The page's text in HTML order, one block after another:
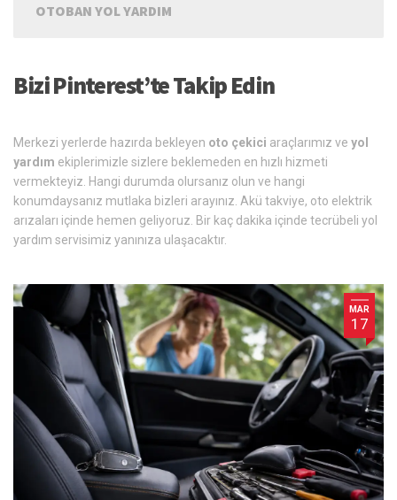
OTOBAN YOL YARDIM
Bizi Pinterest’te Takip Edin
Merkezi yerlerde hazırda bekleyen oto çekici araçlarımız ve yol
yardım ekiplerimizle sizlere beklemeden en hızlı hizmeti
vermekteyiz. Hangi durumda olursanız olun ve hangi
konumdaysanız mutlaka bizleri arayınız. Akü takviye, oto elektrik
arızaları içinde hemen geliyoruz. Bir kaç dakika içinde tecrübeli yol
yardım servisimiz yanınıza ulaşacaktır.
MAR
17